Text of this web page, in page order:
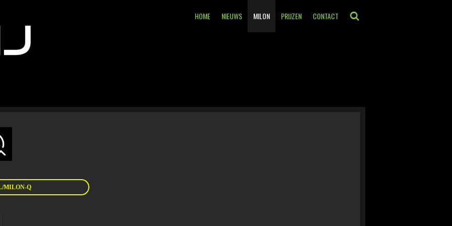
HOME NIEUWS MILON PRIJZEN CONTACT
MILON-Q